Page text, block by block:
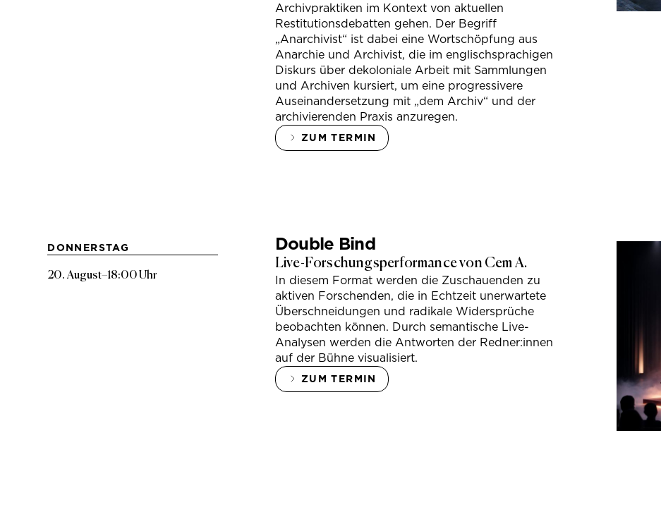
Archivpraktiken im Kontext von aktuellen
Restitutionsdebatten gehen. Der Begriff
„Anarchivist“ ist dabei eine Wortschöpfung aus
Anarchie und Archivist, die im englischsprachigen
Diskurs über dekoloniale Arbeit mit Sammlungen
und Archiven kursiert, um eine progressivere
Auseinandersetzung mit „dem Archiv“ und der
archivierenden Praxis anzuregen.
ZUM TERMIN
DONNERSTAG
20. August–18:00 Uhr
Double Bind
Live-Forschungsperformance von Cem A.
In diesem Format werden die Zuschauenden zu
aktiven Forschenden, die in Echtzeit unerwartete
Überschneidungen und radikale Widersprüche
beobachten können. Durch semantische Live-
Analysen werden die Antworten der Redner:innen
auf der Bühne visualisiert.
ZUM TERMIN